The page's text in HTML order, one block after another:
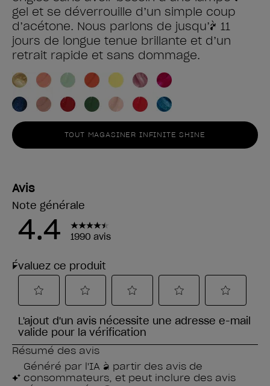
gel et se déverrouille d’un simple coup
d’acétone. Nous parlons de jusqu’à 11
jours de longue tenue brillante et d’un
retrait rapide et sans dommage.
TOUT MAGASINER INFINITE SHINE